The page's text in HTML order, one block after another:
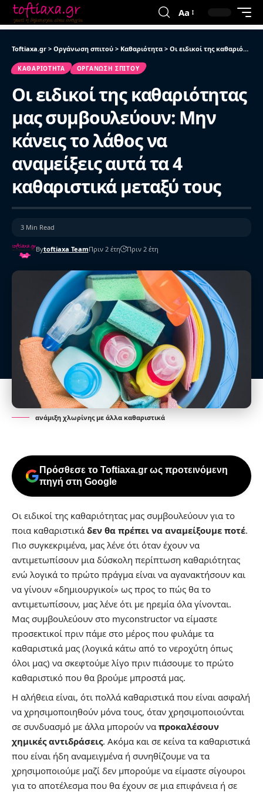
Aa
Toftiaxa.gr > Οργάνωση σπιτού > Καθαριότητα > Οι ειδικοί της καθαριότητας μας συμβουλεύουν: Μην κάνεις το λάθος να αναμείξεις αυτά τα 4 καθαριστικά μεταξύ τους
ΚΑΘΑΡΙΌΤΗΤΑ ΟΡΓΆΝΩΣΗ ΣΠΙΤΟΎ
Οι ειδικοί της καθαριότητας
μας συμβουλεύουν: Μην
κάνεις το λάθος να
αναμείξεις αυτά τα 4
καθαριστικά μεταξύ τους
Bytoftiaxa TeamΠριν 2 έτη Πριν 2 έτη
3 Min Read
ανάμιξη χλωρίνης με άλλα καθαριστικά
Πρόσθεσε το Toftiaxa.gr ως προτεινόμενη
πηγή στη Google
Οι ειδικοί της καθαριότητας μας συμβουλεύουν για το
ποια καθαριστικά δεν θα πρέπει να αναμείξουμε ποτέ.
Πιο συγκεκριμένα, μας λένε ότι όταν έχουν να
αντιμετωπίσουν μια δύσκολη περίπτωση καθαριότητας
ενώ λογικά το πρώτο πράγμα είναι να αγανακτήσουν και
να γίνουν «δημιουργικοί» ως προς το πώς θα το
αντιμετωπίσουν, μας λένε ότι με ηρεμία όλα γίνονται.
Μας συμβουλεύουν στο myconstructor να είμαστε
προσεκτικοί πριν πάμε στο μέρος που φυλάμε τα
καθαριστικά μας (λογικά κάτω από το νεροχύτη όπως
όλοι μας) να σκεφτούμε λίγο πριν πιάσουμε το πρώτο
καθαριστικό που θα βρούμε μπροστά μας.
H αλήθεια είναι, ότι πολλά καθαριστικά που είναι ασφαλή
να χρησιμοποιηθούν μόνα τους, όταν χρησιμοποιούνται
σε συνδυασμό με άλλα μπορούν να προκαλέσουν
χημικές αντιδράσεις. Ακόμα και σε κείνα τα καθαριστικά
που είναι ήδη αναμειγμένα ή συνηθίζουμε να τα
χρησιμοποιούμε μαζί δεν μπορούμε να είμαστε σίγουροι
για το αποτέλεσμα που θα έχουν σε μια επιφάνεια ή σε